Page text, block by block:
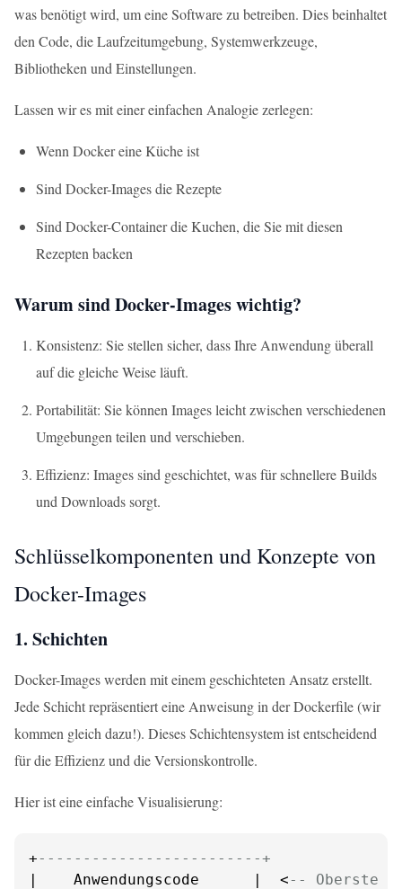
was benötigt wird, um eine Software zu betreiben. Dies beinhaltet
den Code, die Laufzeitumgebung, Systemwerkzeuge,
Bibliotheken und Einstellungen.
Lassen wir es mit einer einfachen Analogie zerlegen:
Wenn Docker eine Küche ist
Sind Docker-Images die Rezepte
Sind Docker-Container die Kuchen, die Sie mit diesen
Rezepten backen
Warum sind Docker-Images wichtig?
Konsistenz: Sie stellen sicher, dass Ihre Anwendung überall
auf die gleiche Weise läuft.
Portabilität: Sie können Images leicht zwischen verschiedenen
Umgebungen teilen und verschieben.
Effizienz: Images sind geschichtet, was für schnellere Builds
und Downloads sorgt.
Schlüsselkomponenten und Konzepte von
Docker-Images
1. Schichten
Docker-Images werden mit einem geschichteten Ansatz erstellt.
Jede Schicht repräsentiert eine Anweisung in der Dockerfile (wir
kommen gleich dazu!). Dieses Schichtensystem ist entscheidend
für die Effizienz und die Versionskontrolle.
Hier ist eine einfache Visualisierung:
+-------------------------+
|    Anwendungscode      |  <-- Oberste